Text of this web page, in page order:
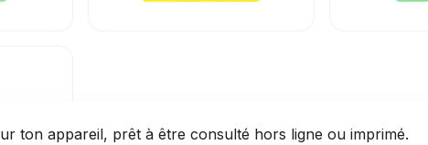
ton appareil, prêt à être consulté hors ligne ou imprimé.